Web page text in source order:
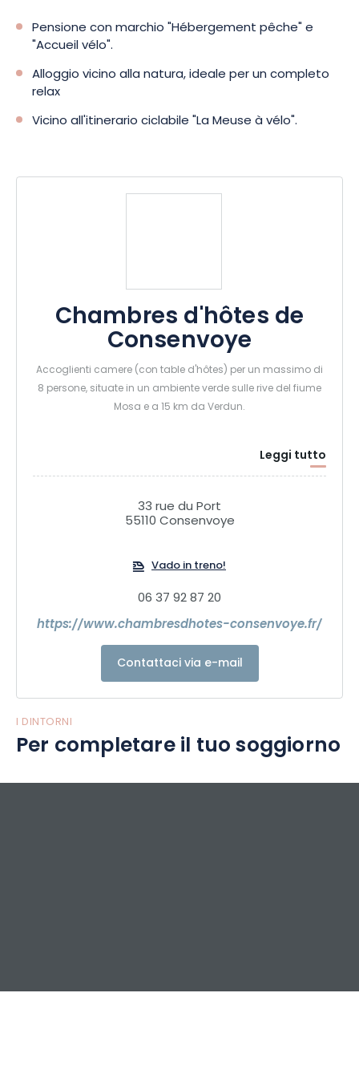
Pensione con marchio "Hébergement pêche" e
"Accueil vélo".
Alloggio vicino alla natura, ideale per un completo
relax
Vicino all'itinerario ciclabile "La Meuse à vélo".
Chambres d'hôtes de
Consenvoye
Accoglienti camere (con table d'hôtes) per un massimo di
8 persone, situate in un ambiente verde sulle rive del fiume
Mosa e a 15 km da Verdun.
Leggi tutto
33 rue du Port
55110 Consenvoye
Vado in treno!
06 37 92 87 20
https://www.chambresdhotes-consenvoye.fr/
Contattaci via e-mail
I DINTORNI
Per completare il tuo soggiorno